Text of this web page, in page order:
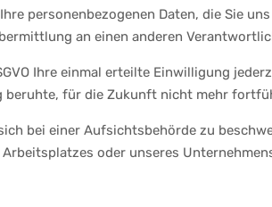
Ihre personenbezogenen Daten, die Sie
an einen anderen
Ihre einmal erteilte Einwilligung
beruhte, für die Zukunft nicht mehr
bei einer Aufsichtsbehörde zu
oder unseres